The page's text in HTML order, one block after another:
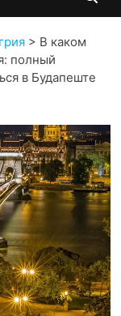
> В каком
полный
в Будапеште